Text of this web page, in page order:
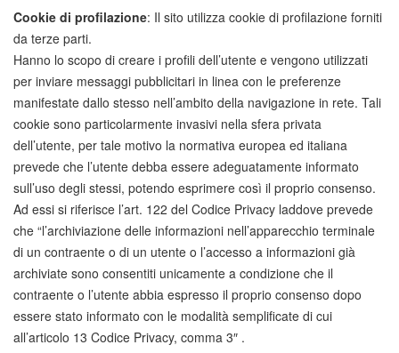
Cookie di profilazione: Il sito utilizza cookie di profilazione forniti
da terze parti.
Hanno lo scopo di creare i profili dell’utente e vengono utilizzati
per inviare messaggi pubblicitari in linea con le preferenze
manifestate dallo stesso nell’ambito della navigazione in rete. Tali
cookie sono particolarmente invasivi nella sfera privata
dell’utente, per tale motivo la normativa europea ed italiana
prevede che l’utente debba essere adeguatamente informato
sull’uso degli stessi, potendo esprimere così il proprio consenso.
Ad essi si riferisce l’art. 122 del Codice Privacy laddove prevede
che “l’archiviazione delle informazioni nell’apparecchio terminale
di un contraente o di un utente o l’accesso a informazioni già
archiviate sono consentiti unicamente a condizione che il
contraente o l’utente abbia espresso il proprio consenso dopo
essere stato informato con le modalità semplificate di cui
all’articolo 13 Codice Privacy, comma 3″ .